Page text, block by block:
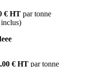
€ HT par tonne
€ HT par tonne